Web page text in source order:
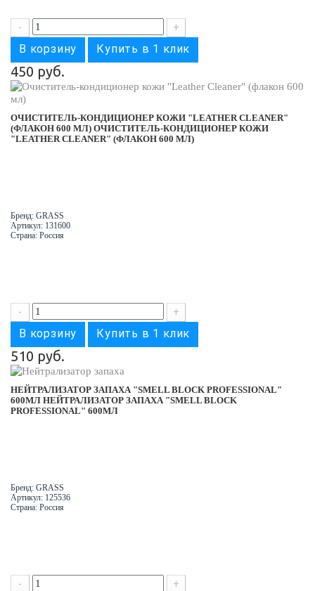
- +
В корзину Купить в 1 клик
450 руб.
ОЧИСТИТЕЛЬ-КОНДИЦИОНЕР КОЖИ "LEATHER CLEANER"
(ФЛАКОН 600 МЛ) ОЧИСТИТЕЛЬ-КОНДИЦИОНЕР КОЖИ
"LEATHER CLEANER" (ФЛАКОН 600 МЛ)
Бренд: GRASS
Артикул: 131600
Страна: Россия
- +
В корзину Купить в 1 клик
510 руб.
НЕЙТРАЛИЗАТОР ЗАПАХА "SMELL BLOCK PROFESSIONAL"
600МЛ НЕЙТРАЛИЗАТОР ЗАПАХА "SMELL BLOCK
PROFESSIONAL" 600МЛ
Бренд: GRASS
Артикул: 125536
Страна: Россия
- +